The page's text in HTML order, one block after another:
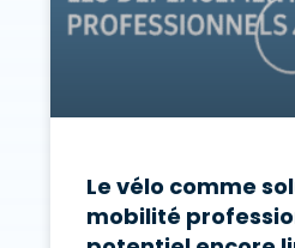
Le vélo comme
mobilité